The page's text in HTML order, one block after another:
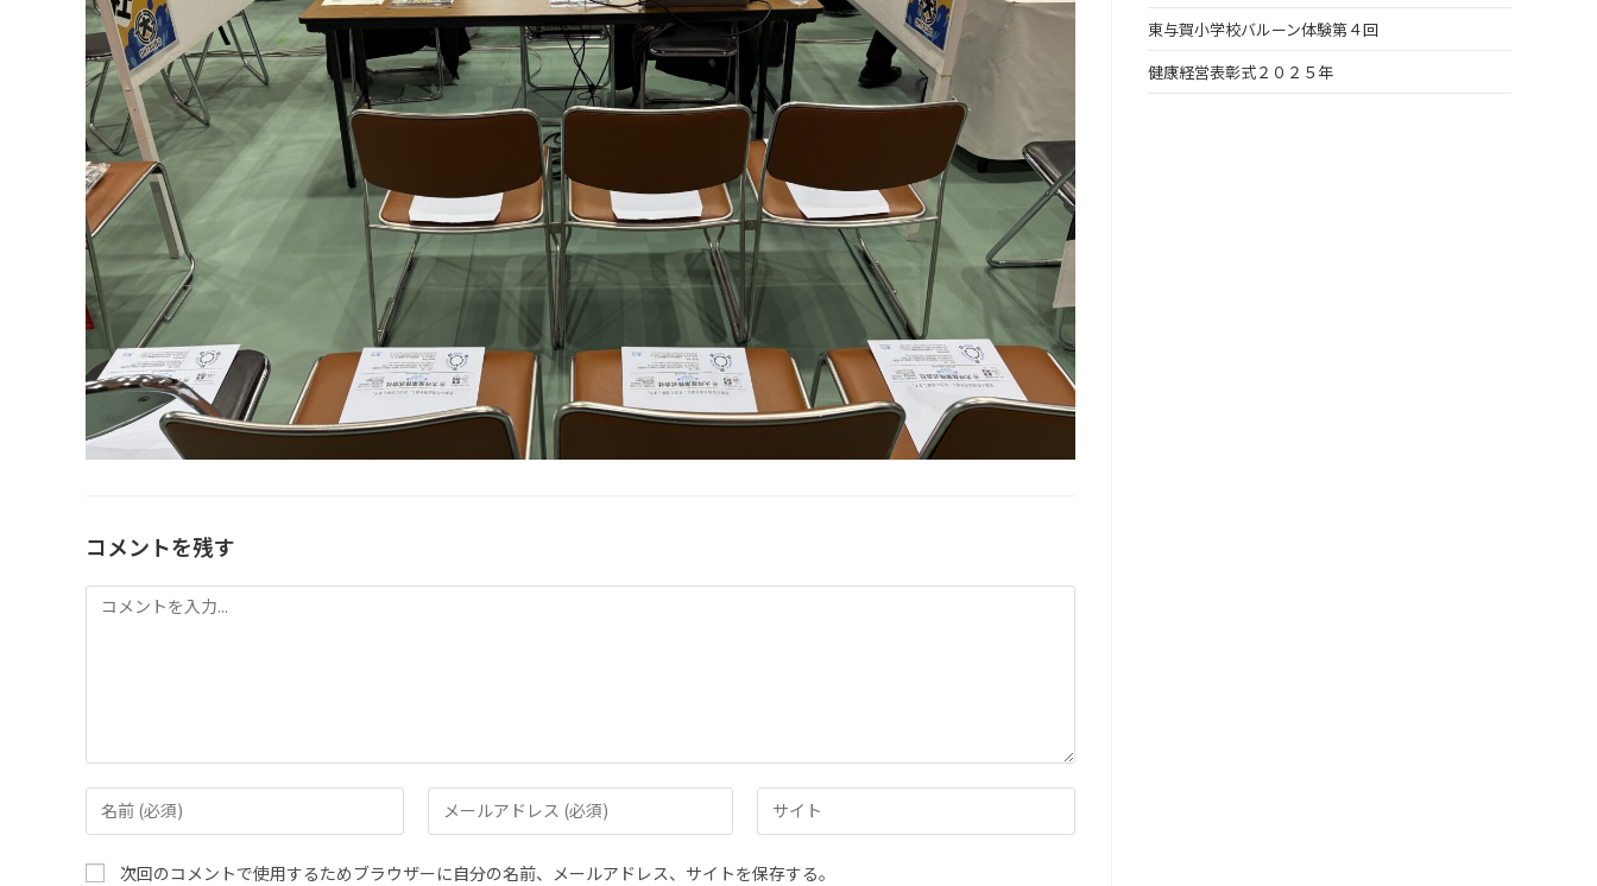
コメントを残す
次回のコメントで使用するためブラウザーに自分の名前、メールアドレス、サイトを保存する。
東与賀小学校バルーン体験第４回
健康経営表彰式２０２５年